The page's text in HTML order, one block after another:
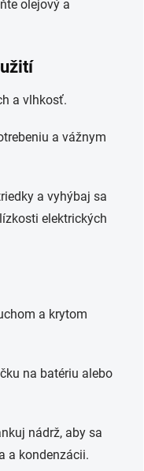
olejový a
a vlhkosť.
a vážnym
a vyhýbaj sa
elektrických
a krytom
na batériu alebo
nádrž, aby sa
a kondenzácii.